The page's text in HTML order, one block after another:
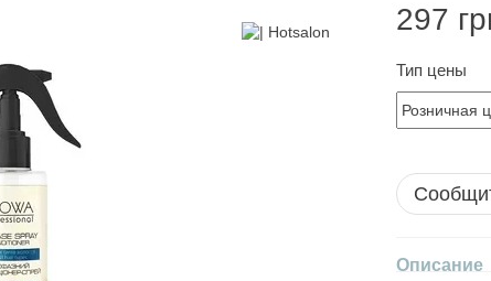
297
Тип цены
Описание